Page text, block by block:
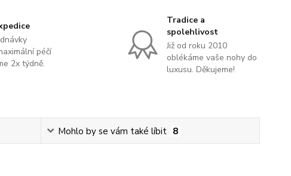
péčí
2x týdně.
Tradice a
spolehlivost
Již od roku 2010
oblékáme vaše nohy do
luxusu. Děkujeme!
Mohlo by se vám také líbit 8